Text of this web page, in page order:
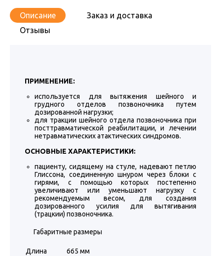
Описание
Заказ и доставка
Отзывы
ПРИМЕНЕНИЕ:
используется для вытяжения шейного и
грудного отделов позвоночника путем
дозированной нагрузки;
для тракции шейного отдела позвоночника при
посттравматической реабилитации, и лечении
нетравматических атактических синдромов.
ОСНОВНЫЕ ХАРАКТЕРИСТИКИ:
пациенту, сидящему на стуле, надевают петлю
Глиссона, соединенную шнуром через блоки с
гирями, с помощью которых постепенно
увеличивают или уменьшают нагрузку с
рекомендуемым весом, для создания
дозированного усилия для вытягивания
(трацкии) позвоночника.
Габаритные размеры
Длина 665 мм